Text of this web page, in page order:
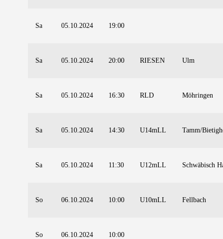
Sa 05.10.2024 19:00
Sa 05.10.2024 20:00 RIESEN Ulm
Sa 05.10.2024 16:30 RLD Möhringen
Sa 05.10.2024 14:30 U14mLL Tamm/
Sa 05.10.2024 11:30 U12mLL Schwäbisch
So 06.10.2024 10:00 U10mLL Fellbach
So 06.10.2024 10:00